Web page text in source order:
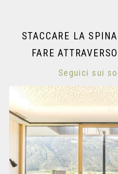
STACCARE LA
FARE
Seguici sui